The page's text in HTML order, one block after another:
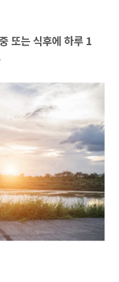
또는 식후에 하루 1